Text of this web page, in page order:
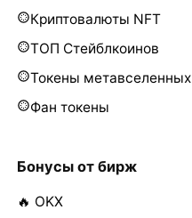
Криптовалюты NFT
ТОП Стейблкоинов
Токены метавселенных
Фан токены
Бонусы от бирж
🔥 OKX